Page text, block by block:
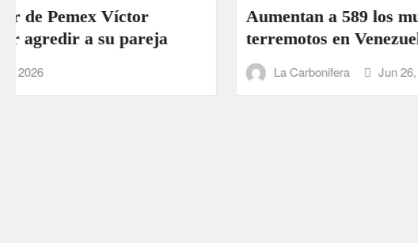
Aumentan a 589 los muertos por los
terremotos en Venezuela